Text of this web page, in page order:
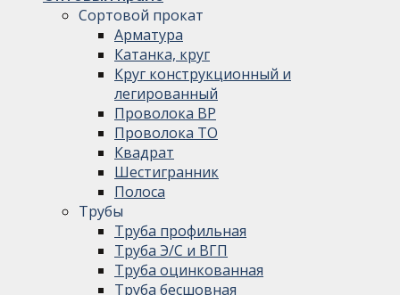
Сортовой прокат
Арматура
Катанка, круг
Круг конструкционный и
легированный
Проволока ВР
Проволока ТО
Квадрат
Шестигранник
Полоса
Трубы
Труба профильная
Труба Э/С и ВГП
Труба оцинкованная
Труба бесшовная